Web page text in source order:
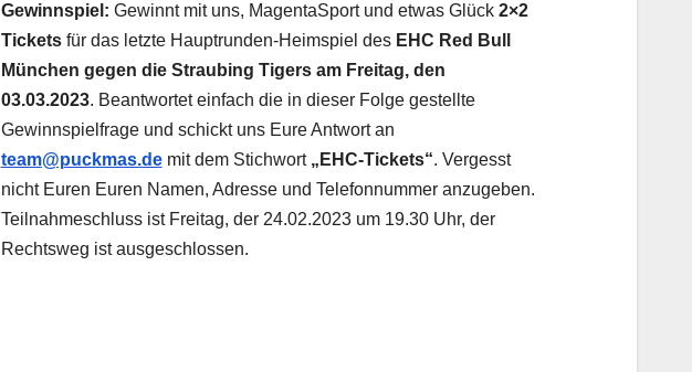
Gewinnspiel: Gewinnt mit uns, MagentaSport und etwas Glück 2×2
Ticketsfür das letzte Hauptrunden-Heimspiel des EHC Red Bull
München gegen die Straubing Tigers am Freitag, den
03.03.2023. Beantwortet einfach die in dieser Folge gestellte
Gewinnspielfrage und schickt uns Eure Antwort an
team@puckmas.demit dem Stichwort „EHC-Tickets“. Vergesst
nicht Euren Euren Namen, Adresse und Telefonnummer anzugeben.
Teilnahmeschluss ist Freitag, der 24.02.2023 um 19.30 Uhr, der
Rechtsweg ist ausgeschlossen.